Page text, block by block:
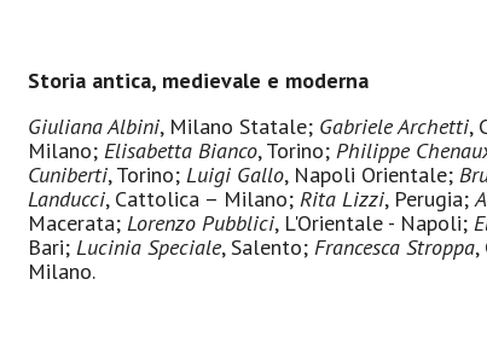
Storia antica, medievale e moderna
Giuliana Albini, Milano Statale; Gabriele Archetti,
Milano; Elisabetta Bianco, Torino; Philippe
Cuniberti, Torino; Luigi Gallo, Napoli Orientale;
Landucci, Cattolica – Milano; Rita Lizzi, Perugia;
Macerata; Lorenzo Pubblici, L'Orientale - Napoli;
Bari; Lucinia Speciale, Salento; Francesca Stroppa,
Milano.